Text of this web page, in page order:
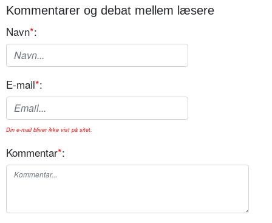
Kommentarer og debat mellem læsere
Navn*:
E-mail*:
Din e-mail bliver ikke vist på sitet.
Kommentar*: